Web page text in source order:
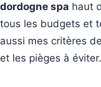
dordogne spa haut
tous les budgets et
aussi mes critères
et les pièges à éviter.